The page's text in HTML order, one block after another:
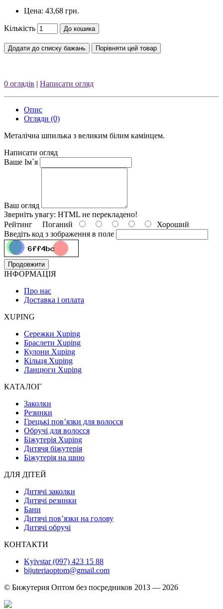
Цена: 43,68 грн.
Кількість До кошика
Додати до списку бажань Порівняти цей товар
0 оглядів | Написати огляд
Опис
Огляди (0)
Металічна шпилька з великим білим камінцем.
Написати огляд
Ваше Ім`я
Ваш огляд
Зверніть увагу: HTML не перекладено!
Рейтинг Поганий
Хороший
Введіть код з зображення в поле
Продовжити
ІНФОРМАЦІЯ
Про нас
Доставка і оплата
XUPING
Сережки Xuping
Браслети Xuping
Кулони Xuping
Кільця Xuping
Ланцюги Xuping
КАТАЛОГ
Заколки
Резинки
Грецькі пов’язки для волосся
Обручі для волосся
Біжутерія Xuping
Дитячя біжутерія
Біжутерія на шию
ДЛЯ ДІТЕЙ
Дитячі заколки
Дитячі резинки
Бани
Дитячі пов’язки на голову
Дитячі обручі
КОНТАКТИ
Kyivstar (097) 423 15 88
bijuteriaoptom@gmail.com
© Бижутерия Оптом без посредников 2013 — 2026